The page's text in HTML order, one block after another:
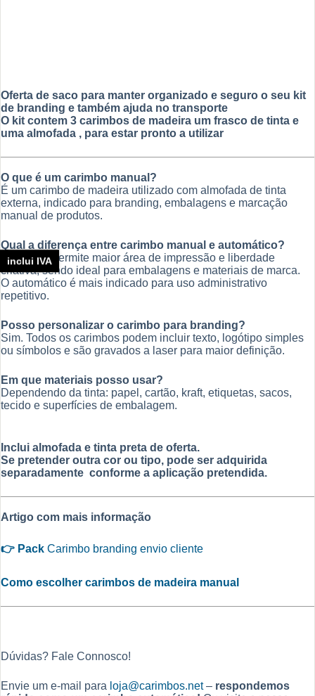
Oferta de saco para manter organizado e seguro o seu kit
de branding e também ajuda no transporte
O kit contem 3 carimbos de madeira um frasco de tinta e
uma almofada , para estar pronto a utilizar
O que é um carimbo manual?
É um carimbo de madeira utilizado com almofada de tinta
externa, indicado para branding, embalagens e marcação
manual de produtos.
Qual a diferença entre carimbo manual e automático?
O manual permite maior área de impressão e liberdade
criativa, sendo ideal para embalagens e materiais de marca.
O automático é mais indicado para uso administrativo
repetitivo.
Posso personalizar o carimbo para branding?
Sim. Todos os carimbos podem incluir texto, logótipo simples
ou símbolos e são gravados a laser para maior definição.
Em que materiais posso usar?
Dependendo da tinta: papel, cartão, kraft, etiquetas, sacos,
tecido e superfícies de embalagem.
Inclui almofada e tinta preta de oferta.
Se pretender outra cor ou tipo, pode ser adquirida
separadamente conforme a aplicação pretendida.
Artigo com mais informação
👉 Pack Carimbo branding envio cliente
Como escolher carimbos de madeira manual
Dúvidas? Fale Connosco!
Envie um e-mail para loja@carimbos.net– respondemos
inclui IVA